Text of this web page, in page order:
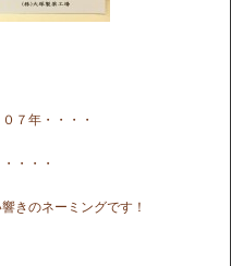
７年・・・・
・・・
きのネーミングです！